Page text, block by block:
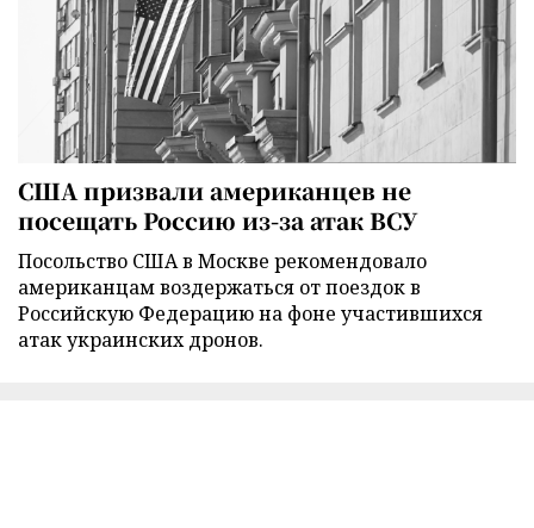
США призвали американцев не
посещать Россию из-за атак ВСУ
Посольство США в Москве рекомендовало
американцам воздержаться от поездок в
Российскую Федерацию на фоне участившихся
атак украинских дронов.